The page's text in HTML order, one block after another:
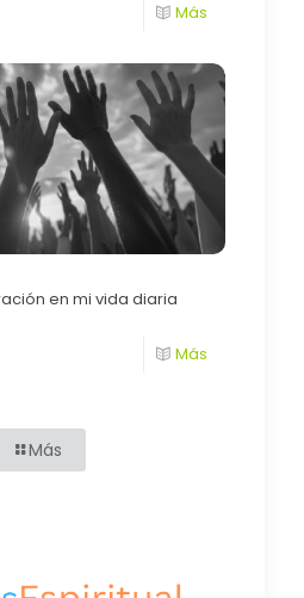
Más
en mi vida diaria
Más
Más